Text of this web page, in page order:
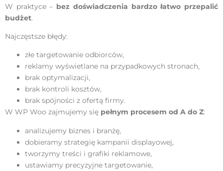
W praktyce – bez doświadczenia bardzo łatwo przepalić
budżet.
Najczęstsze błędy:
złe targetowanie odbiorców,
reklamy wyświetlane na przypadkowych stronach,
brak optymalizacji,
brak kontroli kosztów,
brak spójności z ofertą firmy.
W WP Woo zajmujemy się pełnym procesem od A do Z:
analizujemy biznes i branżę,
dobieramy strategię kampanii displayowej,
tworzymy treści i grafiki reklamowe,
ustawiamy precyzyjne targetowanie,